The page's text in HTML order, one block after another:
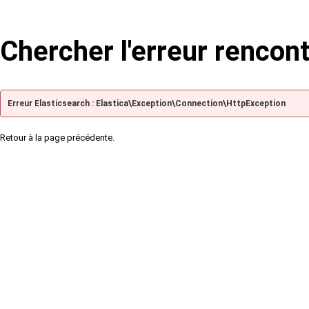
Chercher l'erreur
Erreur Elasticsearch : Elastica\Exception\Connection\HttpException
Retour à la page précédente.